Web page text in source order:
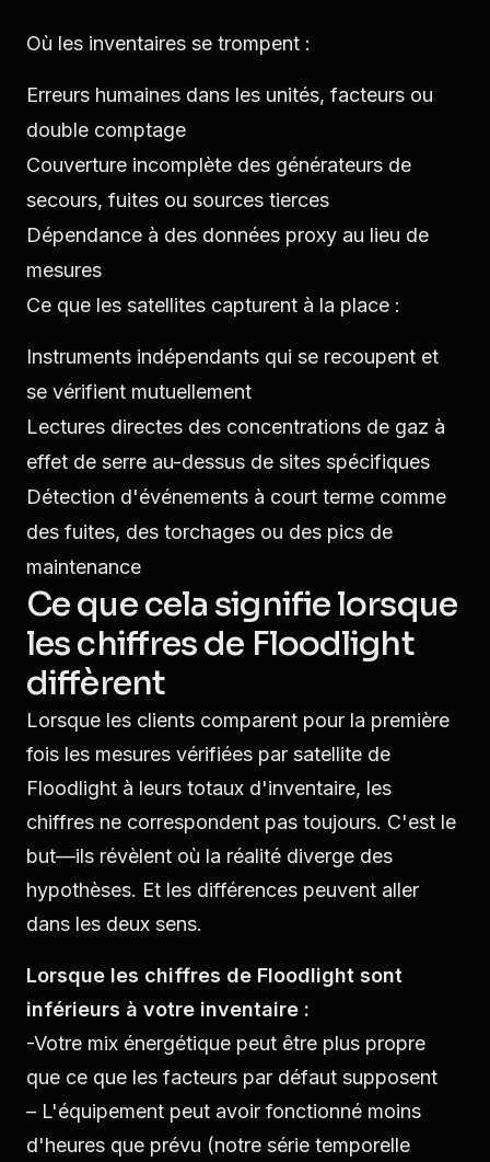
Où les inventaires se trompent :
Erreurs humaines dans les unités, facteurs ou
double comptage
Couverture incomplète des générateurs de
secours, fuites ou sources tierces
Dépendance à des données proxy au lieu de
mesures
Ce que les satellites capturent à la place :
Instruments indépendants qui se recoupent et
se vérifient mutuellement
Lectures directes des concentrations de gaz à
effet de serre au-dessus de sites spécifiques
Détection d'événements à court terme comme
des fuites, des torchages ou des pics de
maintenance
Ce que cela signifie lorsque
les chiffres de Floodlight
diffèrent
Lorsque les clients comparent pour la première
fois les mesures vérifiées par satellite de
Floodlight à leurs totaux d'inventaire, les
chiffres ne correspondent pas toujours. C'est le
but—ils révèlent où la réalité diverge des
hypothèses. Et les différences peuvent aller
dans les deux sens.
Lorsque les chiffres de Floodlight sont
inférieurs à votre inventaire :
-Votre mix énergétique peut être plus propre
que ce que les facteurs par défaut supposent
– L'équipement peut avoir fonctionné moins
d'heures que prévu (notre série temporelle